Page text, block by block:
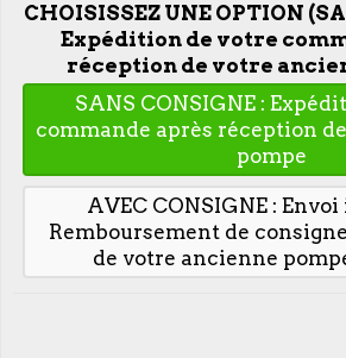
CHOISISSEZ UNE OPTION
Expédition de votre
réception de votre
SANS CONSIGNE :
commande après réception
pompe
AVEC CONSIGNE :
Remboursement de
de votre ancienne